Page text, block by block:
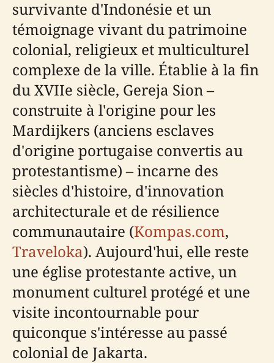
survivante d'Indonésie et un
témoignage vivant du patrimoine
colonial, religieux et multiculturel
complexe de la ville. Établie à la fin
du XVIIe siècle, Gereja Sion –
construite à l'origine pour les
Mardijkers (anciens esclaves
d'origine portugaise convertis au
protestantisme) – incarne des
siècles d'histoire, d'innovation
architecturale et de résilience
communautaire (Kompas.com,
Traveloka). Aujourd'hui, elle reste
une église protestante active, un
monument culturel protégé et une
visite incontournable pour
quiconque s'intéresse au passé
colonial de Jakarta.